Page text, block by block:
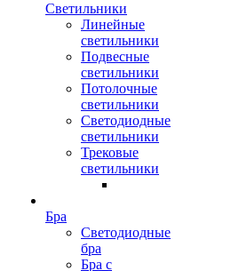
Светильники
Линейные
светильники
Подвесные
светильники
Потолочные
светильники
Светодиодные
светильники
Трековые
светильники
Бра
Светодиодные
бра
Бра с